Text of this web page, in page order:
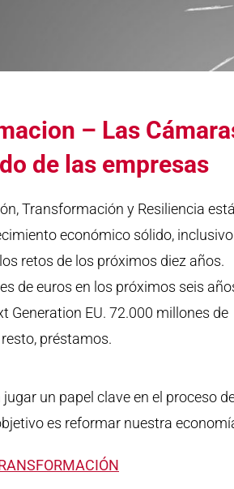
– Las
de las empresas
Transformación y Resiliencia está
económico sólido,
retos de los próximos diez años.
de euros en los próximos seis
Generation EU. 72.000 millones de
préstamos.
un papel clave en el proceso
es reformar nuestra